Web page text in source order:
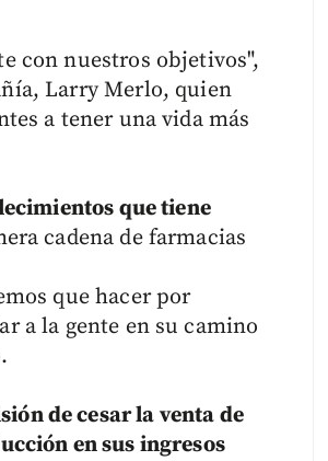
con nuestros objetivos",
Larry Merlo, quien
a tener una vida más
que tiene
cadena de farmacias
que hacer por
a la gente en su camino
de cesar la venta de
en sus ingresos